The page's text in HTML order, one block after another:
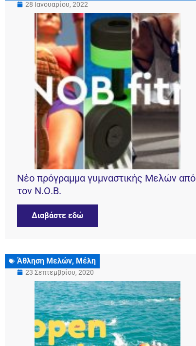
28 Ιανουαρίου, 2022
Νέο πρόγραμμα γυμναστικής Μελών από
τον Ν.Ο.Β.
Διαβάστε εδώ
Άθληση Μελών, Μέλη
23 Σεπτεμβρίου, 2020